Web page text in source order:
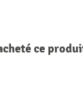
ce